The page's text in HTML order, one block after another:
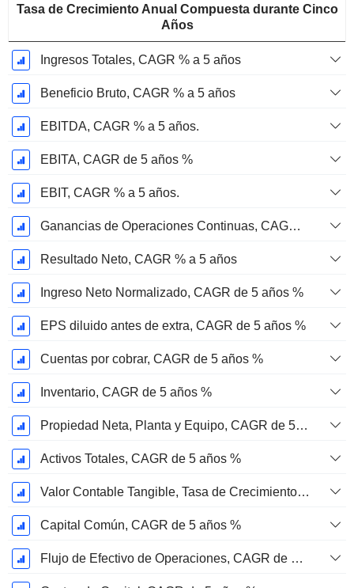
Tasa de Crecimiento Anual Compuesta durante Cinco
Años
Ingresos Totales, CAGR % a 5 años
Beneficio Bruto, CAGR % a 5 años
EBITDA, CAGR % a 5 años.
EBITA, CAGR de 5 años %
EBIT, CAGR % a 5 años.
Ganancias de Operaciones Continuas, CAGR de 5 Años %
Resultado Neto, CAGR % a 5 años
Ingreso Neto Normalizado, CAGR de 5 años %
EPS diluido antes de extra, CAGR de 5 años %
Cuentas por cobrar, CAGR de 5 años %
Inventario, CAGR de 5 años %
Propiedad Neta, Planta y Equipo, CAGR de 5 años %
Activos Totales, CAGR de 5 años %
Valor Contable Tangible, Tasa de Crecimiento Anual Compuesta de 5 Años %
Capital Común, CAGR de 5 años %
Flujo de Efectivo de Operaciones, CAGR de 5 Años %